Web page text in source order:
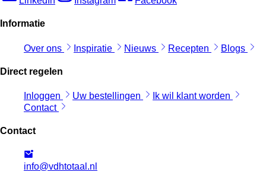
Informatie
Over ons Inspiratie Nieuws Recepten Blogs
Direct regelen
Inloggen Uw bestellingen
Ik wil klant worden
Contact
Contact
info@vdhtotaal.nl